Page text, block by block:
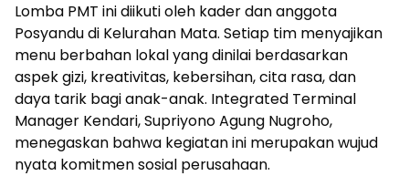
Lomba PMT ini diikuti oleh kader dan anggota
Posyandu di Kelurahan Mata. Setiap tim menyajikan
menu berbahan lokal yang dinilai berdasarkan
aspek gizi, kreativitas, kebersihan, cita rasa, dan
daya tarik bagi anak-anak. Integrated Terminal
Manager Kendari, Supriyono Agung Nugroho,
menegaskan bahwa kegiatan ini merupakan wujud
nyata komitmen sosial perusahaan.